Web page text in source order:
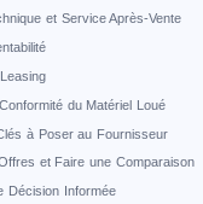
et Service Après-Vente
du Matériel Loué
à Poser au Fournisseur
et Faire une Comparaison
Décision Informée